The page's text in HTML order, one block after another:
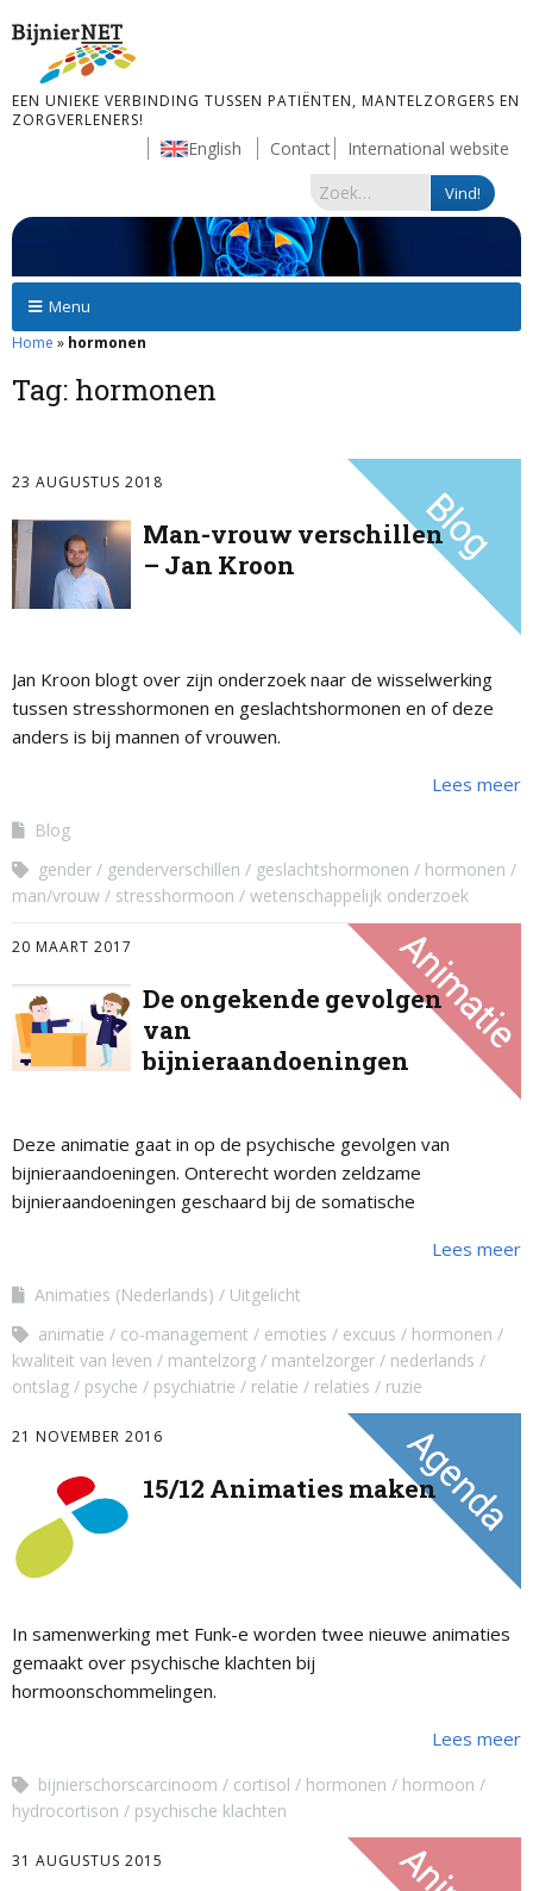
EEN UNIEKE VERBINDING TUSSEN PATIËNTEN, MANTELZORGERS EN
ZORGVERLENERS!
English Contact International website
Menu
Home » hormonen
Tag: hormonen
23 AUGUSTUS 2018
Man-vrouw verschillen
– Jan Kroon
Jan Kroon blogt over zijn onderzoek naar de wisselwerking
tussen stresshormonen en geslachtshormonen en of deze
anders is bij mannen of vrouwen.
Lees meer
Blog
gender
genderverschillen geslachtshormonen
hormonen
man/vrouw
stresshormoon wetenschappelijk onderzoek
20 MAART 2017
De ongekende gevolgen
van
bijnieraandoeningen
Deze animatie gaat in op de psychische gevolgen van
bijnieraandoeningen. Onterecht worden zeldzame
bijnieraandoeningen geschaard bij de somatische
Lees meer
Animaties (Nederlands)
Uitgelicht
animatie
co-management emoties excuus
hormonen
kwaliteit van leven
mantelzorg mantelzorger
nederlands
ontslag
psyche psychiatrie relatie relaties ruzie
21 NOVEMBER 2016
15/12 Animaties maken
In samenwerking met Funk-e worden twee nieuwe animaties
gemaakt over psychische klachten bij
hormoonschommelingen.
Lees meer
bijnierschorscarcinoom cortisol hormonen
hormoon
hydrocortison
psychische klachten
31 AUGUSTUS 2015